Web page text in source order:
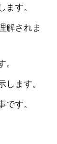
ます。
解されま
。
します。
です。